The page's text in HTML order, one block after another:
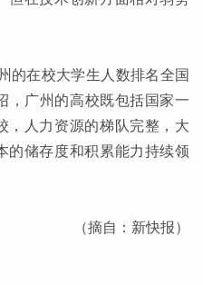
的在校大学生人数排名全国
，广州的高校既包括国家一
，人力资源的梯队完整，大
的储存度和积累能力持续领
（摘自：新快报）